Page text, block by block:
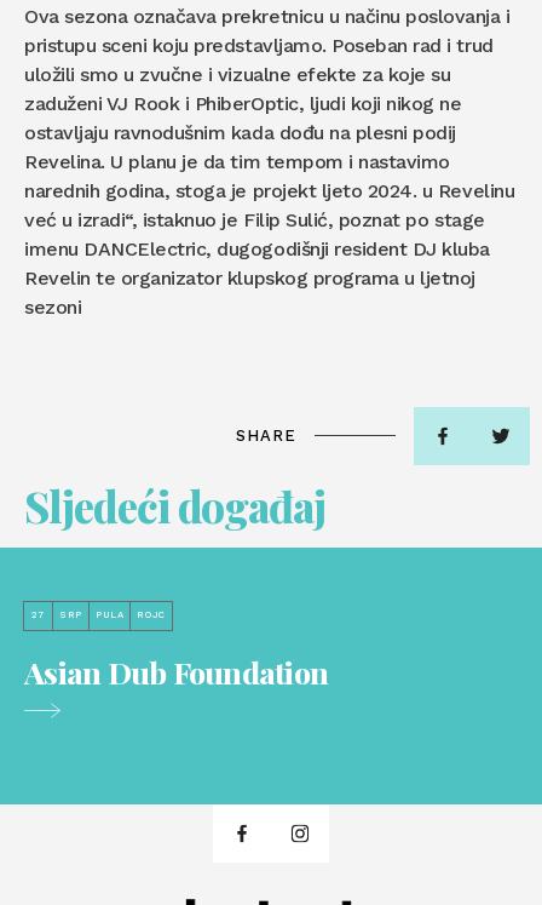
Ova sezona označava prekretnicu u načinu poslovanja i
pristupu sceni koju predstavljamo. Poseban rad i trud
uložili smo u zvučne i vizualne efekte za koje su
zaduženi VJ Rook i PhiberOptic, ljudi koji nikog ne
ostavljaju ravnodušnim kada dođu na plesni podij
Revelina. U planu je da tim tempom i nastavimo
narednih godina, stoga je projekt ljeto 2024. u Revelinu
već u izradi“, istaknuo je Filip Sulić, poznat po stage
imenu DANCElectric, dugogodišnji resident DJ kluba
Revelin te organizator klupskog programa u ljetnoj
sezoni
SHARE
Sljedeći događaj
27 SRP PULA ROJC
Asian Dub Foundation